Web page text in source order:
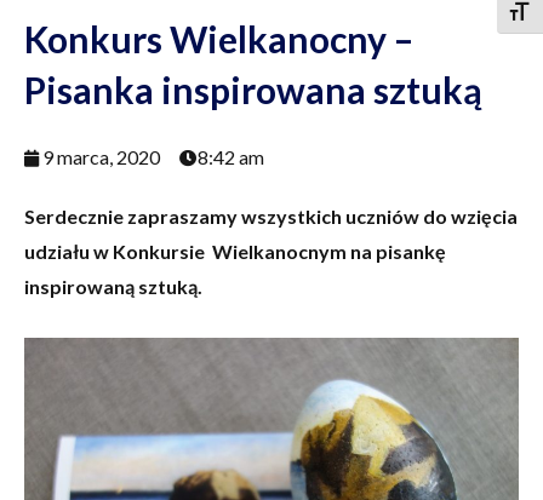
Konkurs Wielkanocny –
Pisanka inspirowana sztuką
9 marca, 2020 8:42 am
Serdecznie zapraszamy wszystkich uczniów do wzięcia
udziału w Konkursie Wielkanocnym na pisankę
inspirowaną sztuką.